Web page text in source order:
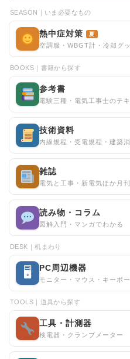
SEASON｜いま必要なもの
熱中症対策 夏
空調服・WBGT計・冷却グ
BOOKS｜書籍から探す
参考書
電験三種・電気工事士のテキ
技術資料
内線規程・受電規程・建築
雑誌
電気と工事・新電気ほか月
読み物・コラム
図解入門・マンガでわかる
DESK｜机まわり
🖥 PC周辺機器
モニター・マウス・キーボ
TOOLS｜道具から探す
工具・計測器
検電器・クランプメーター